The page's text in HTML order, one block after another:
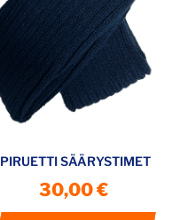
PIRUETTI SÄÄRYSTIMET
30,00 €